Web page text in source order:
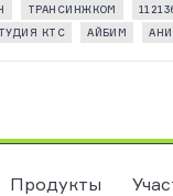
ТРАНСИНЖКОМ
КТС АЙБИМ
Продукты